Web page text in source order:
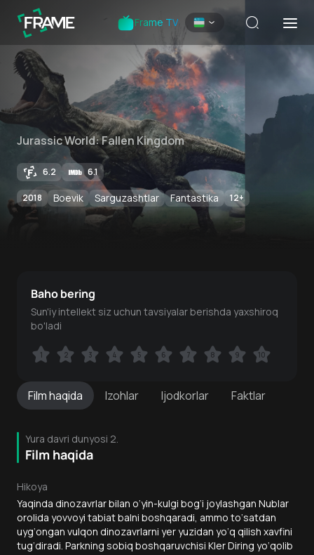
Frame TV
Jurassic World: Fallen Kingdom
6.2 6.1
2018 Boevik Sarguzashtlar Fantastika 12+
Filmhaqida Izohlar Ijodkorlar Faktlar
Yura davri dunyosi 2.
Film haqida
Hikoya
Yaqinda dinozavrlar bilan o‘yin-kulgi bog‘i joylashgan Nublar
orolida yovvoyi tabiat balni boshqaradi, ammo to‘satdan
uyg‘ongan vulqon dinozavrlarni yer yuzidan yo‘q qilish xavfini
tug‘diradi. Parkning sobiq boshqaruvchisi Kler Diring yo‘qolib
Baho bering
Sun'iy intellekt siz uchun tavsiyalar berishda yaxshiroq
bo'ladi
1 2 3 4 5 6 7 8 9 10
1 2 3 4 5 6 7 8 9 10